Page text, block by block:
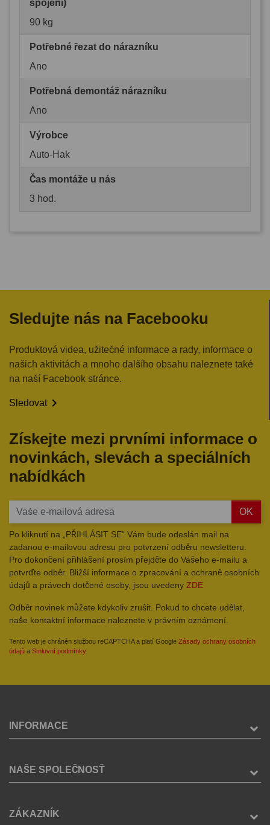
spojení)
90 kg
Potřebné řezat do nárazníku
Ano
Potřebná demontáž nárazníku
Ano
Výrobce
Auto-Hak
Čas montáže u nás
3 hod.
Sledujte nás na Facebooku
Produktová videa, užitečné informace a rady, informace o
našich aktivitách a mnoho dalšího obsahu naleznete také
na naší Facebook stránce.
Sledovat
Získejte mezi prvními informace o
novinkách, slevách a speciálních
nabídkách
OK
Po kliknutí na „PŘIHLÁSIT SE“ Vám bude odeslán mail na
zadanou e-mailovou adresu pro potvrzení odběru newsletteru.
Pro dokončení přihlášení prosím přejděte do Vašeho e-mailu a
potvrďte odběr. Bližší informace o zpracování a ochraně osobních
údajů a právech dotčené osoby, jsou uvedeny ZDE
Odběr novinek můžete kdykoliv zrušit. Pokud to chcete udělat,
naše kontaktní informace naleznete v právním oznámení.
Tento web je chráněn službou reCAPTCHA a platí Google Zásady ochrany osobních
údajů a Smluvní podmínky.
INFORMACE
NAŠE SPOLEČNOSŤ
ZÁKAZNÍK